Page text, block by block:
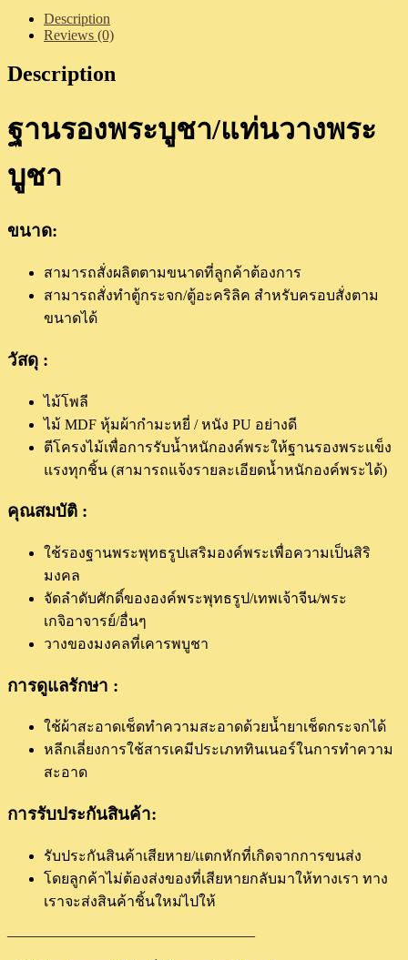
ขาว-
quantity
Description
Reviews (0)
Description
ฐานรองพระบูชา/แท่นวางพระ
บูชา
ขนาด:
สามารถสั่งผลิตตามขนาดที่ลูกค้าต้องการ
สามารถสั่งทำตู้กระจก/ตู้อะคริลิค สำหรับครอบสั่งตาม
ขนาดได้
วัสดุ :
ไม้โพลี
ไม้ MDF หุ้มผ้ากำมะหยี่ / หนัง PU อย่างดี
ตีโครงไม้เพื่อการรับน้ำหนักองค์พระให้ฐานรองพระแข็ง
แรงทุกชิ้น (สามารถแจ้งรายละเอียดน้ำหนักองค์พระได้)
คุณสมบัติ :
ใช้รองฐานพระพุทธรูปเสริมองค์พระเพื่อความเป็นสิริ
มงคล
จัดลำดับศักดิ์ขององค์พระพุทธรูป/เทพเจ้าจีน/พระ
เกจิอาจารย์/อื่นๆ
วางของมงคลที่เคารพบูชา
การดูแลรักษา :
ใช้ผ้าสะอาดเช็ดทำความสะอาดด้วยน้ำยาเช็ดกระจกได้
หลีกเลี่ยงการใช้สารเคมีประเภททินเนอร์ในการทำความ
สะอาด
การรับประกันสินค้า:
รับประกันสินค้าเสียหาย/แตกหักที่เกิดจากการขนส่ง
โดยลูกค้าไม่ต้องส่งของที่เสียหายกลับมาให้ทางเรา ทาง
เราจะส่งสินค้าชิ้นใหม่ไปให้
—————————————————